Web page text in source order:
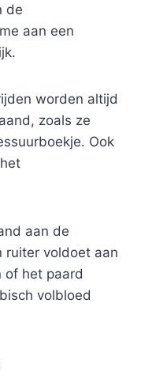
de
aan een
worden altijd
zoals ze
Ook
aan de
ruiter voldoet aan
of het paard
volbloed